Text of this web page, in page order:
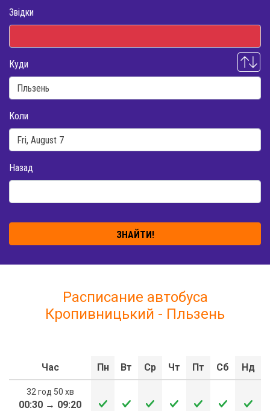
Звідки
Куди
Коли
Назад
ЗНАЙТИ!
Расписание автобуса
Кропивницький - Пльзень
Час Пн Вт Ср Чт Пт Сб Нд
32 год 50 хв
00:30 → 09:20